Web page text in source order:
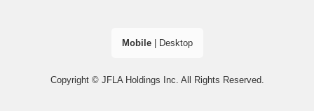
Mobile| Desktop
Copyright © JFLA Holdings Inc. All Rights Reserved.